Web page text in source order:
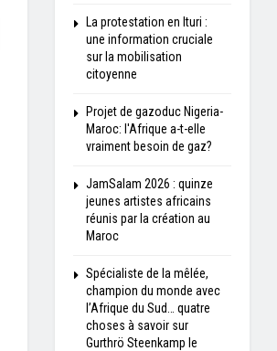
La protestation en Ituri :
une information cruciale
sur la mobilisation
citoyenne
Projet de gazoduc Nigeria-
Maroc: l'Afrique a-t-elle
vraiment besoin de gaz?
JamSalam 2026 : quinze
jeunes artistes africains
réunis par la création au
Maroc
Spécialiste de la mêlée,
champion du monde avec
l’Afrique du Sud… quatre
choses à savoir sur
Gurthrö Steenkamp le